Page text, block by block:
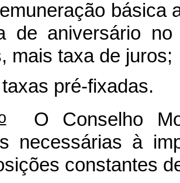
básica
de aniversário
mais taxa de juros;
pré-fixadas.
O Conselho
necessárias à
constantes